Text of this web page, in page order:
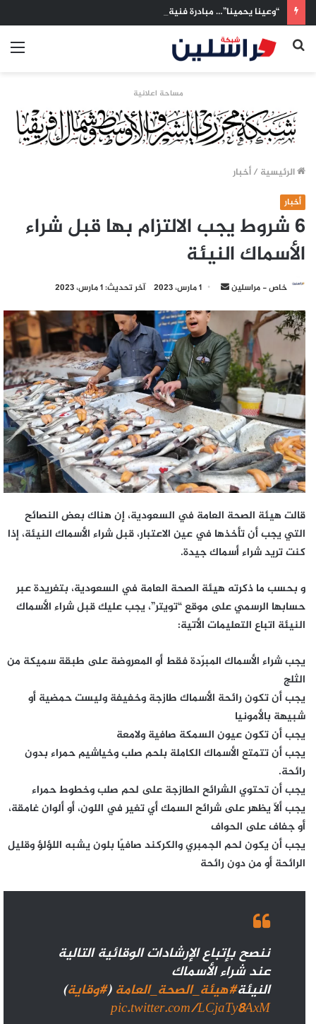
بحث
مساحة اعلانية
الرئيسية /أخبار
أخبار
6 شروط يجب الالتزام بها قبل شراء
الأسماك النيئة
خاص - مراسلين
أرسل
إلكترونيا
1 مارس، 2023 آخر تحديث: 1 مارس، 2023
قالت هيئة الصحة العامة في السعودية، إن هناك بعض النصائح
التي يجب أن تأخذها في عين الاعتبار، قبل شراء الأسماك النيئة، إذا
كنت تريد شراء أسماك جيدة.
و بحسب ما ذكرته هيئة الصحة العامة في السعودية، بتغريدة عبر
حسابها الرسمي على موقع “تويتر”، يجب عليك قبل شراء الأسماك
النيئة اتباع التعليمات الأتية:
يجب شراء الأسماك المبرّدة فقط أو المعروضة على طبقة سميكة من
الثلج
يجب أن تكون رائحة الأسماك طازجة وخفيفة وليست حمضية أو
شبيهة بالأمونيا
يجب أن تكون عيون السمكة صافية ولامعة
يجب أن تتمتع الأسماك الكاملة بلحم صلب وخياشيم حمراء بدون
رائحة.
يجب أن تحتوي الشرائح الطازجة على لحم صلب وخطوط حمراء
يجب ألّا يظهر على شرائح السمك أي تغير في اللون، أو ألوان غامقة،
أو جفاف على الحواف
يجب أن يكون لحم الجمبري والكركند صافيًا بلون يشبه اللؤلؤ وقليل
الرائحة أو من دون رائحة
ننصح بإتباع الإرشادات الوقائية التالية
عند شراء الأسماك
النيئة#هيئة_الصحة_العامة(#وقاية)
pic.twitter.com/LCjaTy8AxM